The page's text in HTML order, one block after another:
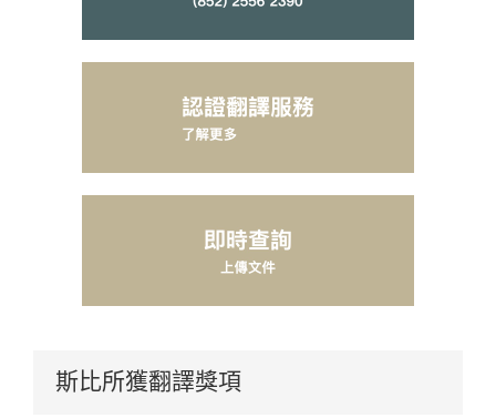
斯比所獲翻譯獎項